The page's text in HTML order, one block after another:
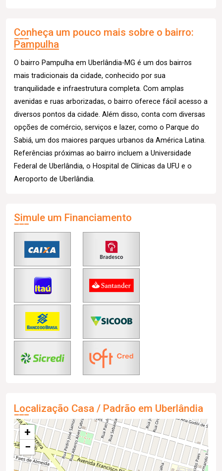
Conheça um pouco mais sobre o bairro:
Pampulha
O bairro Pampulha em Uberlândia-MG é um dos bairros
mais tradicionais da cidade, conhecido por sua
tranquilidade e infraestrutura completa. Com amplas
avenidas e ruas arborizadas, o bairro oferece fácil acesso a
diversos pontos da cidade. Além disso, conta com diversas
opções de comércio, serviços e lazer, como o Parque do
Sabiá, um dos maiores parques urbanos da América Latina.
Referências próximas ao bairro incluem a Universidade
Federal de Uberlândia, o Hospital de Clínicas da UFU e o
Aeroporto de Uberlândia.
Simule um Financiamento
Localização Casa / Padrão em Uberlândia
+
−